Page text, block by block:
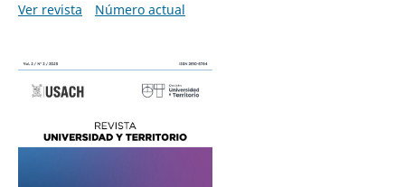
Ver revista
Número actual